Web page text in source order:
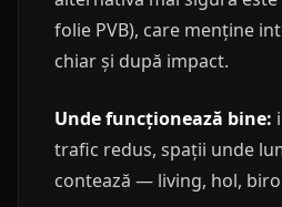
folie PVB), care menține
chiar și după impact.
Unde funcționează bine:
trafic redus, spații unde
contează — living, hol,